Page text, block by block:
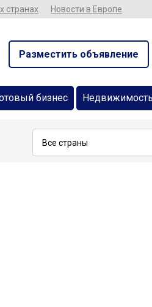
странах Новости в Европе
Разместить объявление
бизнес Недвижимость